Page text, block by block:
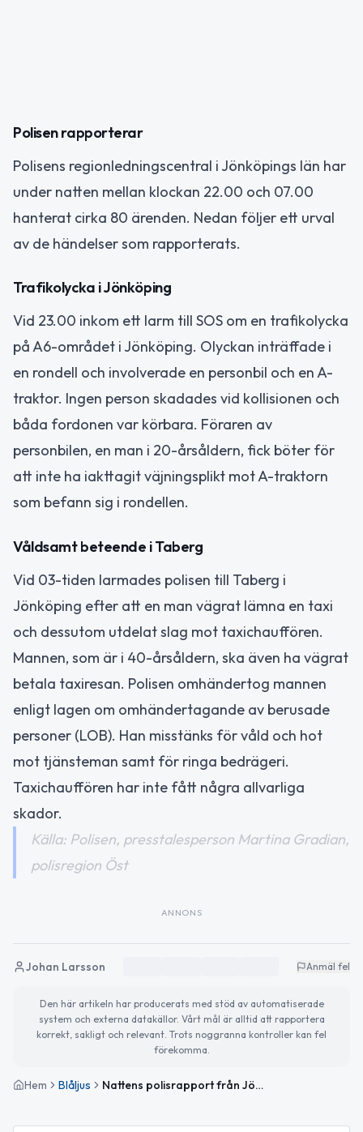
Polisen rapporterar
Polisens regionledningscentral i Jönköpings län har
under natten mellan klockan 22.00 och 07.00
hanterat cirka 80 ärenden. Nedan följer ett urval
av de händelser som rapporterats.
Trafikolycka i Jönköping
Vid 23.00 inkom ett larm till SOS om en trafikolycka
på A6-området i Jönköping. Olyckan inträffade i
en rondell och involverade en personbil och en A-
traktor. Ingen person skadades vid kollisionen och
båda fordonen var körbara. Föraren av
personbilen, en man i 20-årsåldern, fick böter för
att inte ha iakttagit väjningsplikt mot A-traktorn
som befann sig i rondellen.
Våldsamt beteende i Taberg
Vid 03-tiden larmades polisen till Taberg i
Jönköping efter att en man vägrat lämna en taxi
och dessutom utdelat slag mot taxichauffören.
Mannen, som är i 40-årsåldern, ska även ha vägrat
betala taxiresan. Polisen omhändertog mannen
enligt lagen om omhändertagande av berusade
personer (LOB). Han misstänks för våld och hot
mot tjänsteman samt för ringa bedrägeri.
Taxichauffören har inte fått några allvarliga
skador.
Källa: Polisen, presstalesperson Martina Gradian,
polisregion Öst
ANNONS
Johan Larsson Anmäl fel
Den här artikeln har producerats med stöd av automatiserade
system och externa datakällor. Vårt mål är alltid att rapportera
korrekt, sakligt och relevant. Trots noggranna kontroller kan fel
förekomma.
Hem Blåljus Nattens polisrapport från Jönköpings län: Trafikolycka och våldsamt beteende